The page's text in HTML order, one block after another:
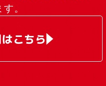
。
こちら